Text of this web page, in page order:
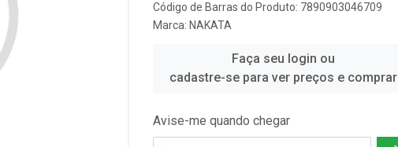
Código de Barras do Produto: 7890903046709
Marca: NAKATA
Faça seu login ou
cadastre-se para ver preços e comprar
Avise-me quando chegar